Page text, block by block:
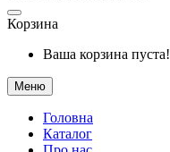
Корзина
Ваша корзина пуста!
Меню
Головна
Каталог